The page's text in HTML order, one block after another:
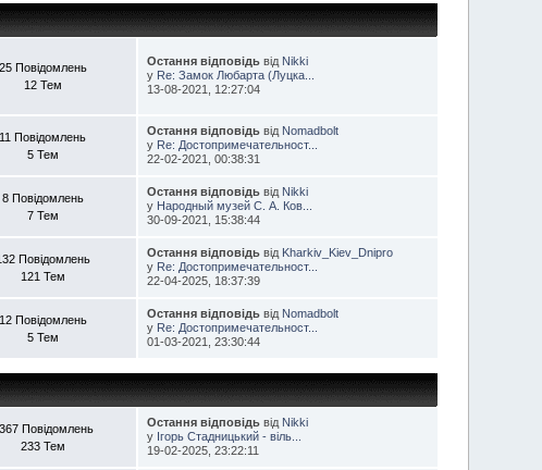
25 Повідомлень
12 Тем
Остання відповідьвід Nikki
у Re: Замок Любарта (Луцка...
13-08-2021, 12:27:04
11 Повідомлень
5 Тем
Остання відповідьвід Nomadbolt
у Re: Достопримечательност...
22-02-2021, 00:38:31
8 Повідомлень
7 Тем
Остання відповідьвід Nikki
у Народный музей С. А. Ков...
30-09-2021, 15:38:44
Повідомлень
121 Тем
Остання відповідьвід Kharkiv_Kiev_Dnipro
у Re: Достопримечательност...
22-04-2025, 18:37:39
12 Повідомлень
5 Тем
Остання відповідьвід Nomadbolt
у Re: Достопримечательност...
01-03-2021, 23:30:44
Повідомлень
233 Тем
Остання відповідьвід Nikki
у Ігорь Стадницький - віль...
19-02-2025, 23:22:11